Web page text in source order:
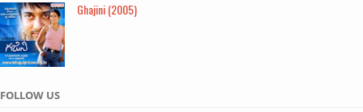
Ghajini (2005)
FOLLOW US